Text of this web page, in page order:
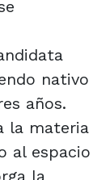
nativo
años.
la materia
al espacio
la